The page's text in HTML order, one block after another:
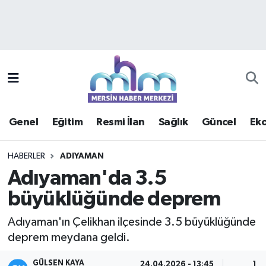
Genel Eğitim Resmi İlan Sağlık Güncel
HABERLER ADIYAMAN
Adıyaman'da 3.5
büyüklüğünde deprem
Adıyaman'ın Çelikhan ilçesinde 3.5 büyüklüğünde
deprem meydana geldi.
GÜLSEN KAYA
Güncel
Haberde insan
Kültür - Sanat
Mersin Trafik Yoğunluk Haritası
Süper Lig Puan Durumu ve Fikstür
Haber Arşivi